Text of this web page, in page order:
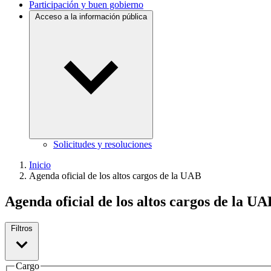
Participación y buen gobierno
Acceso a la información pública
Solicitudes y resoluciones
Inicio
Agenda oficial de los altos cargos de la UAB
Agenda oficial de los altos cargos de la
Filtros
Cargo